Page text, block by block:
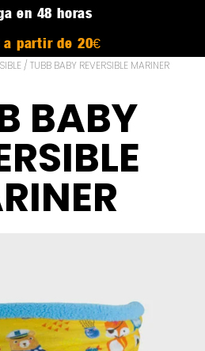
en 48 horas
a partir de 20€
/ TUBB BABY REVERSIBLE MARINER
BABY